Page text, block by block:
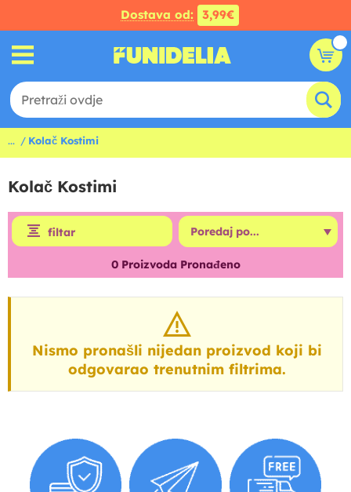
Dostava od: 3,99€
... Kolač Kostimi
Kolač Kostimi
filtar
0Proizvoda Pronađeno
Nismo pronašli nijedan proizvod koji bi
odgovarao trenutnim filtrima.